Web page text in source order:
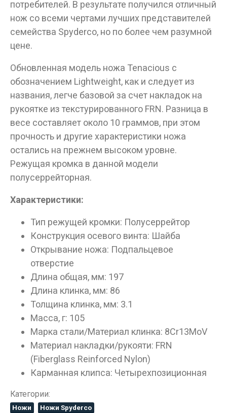
потребителей. В результате получился отличный
нож со всеми чертами лучших представителей
семейства Spyderco, но по более чем разумной
цене.
Обновленная модель ножа Tenacious с
обозначением Lightweight, как и следует из
названия, легче базовой за счет накладок на
рукоятке из текстурированного FRN. Разница в
весе составляет около 10 граммов, при этом
прочность и другие характеристики ножа
остались на прежнем высоком уровне.
Режущая кромка в данной модели
полусеррейторная.
Характеристики:
Тип режущей кромки: Полусеррейтор
Конструкция осевого винта: Шайба
Открывание ножа: Подпальцевое
отверстие
Длина общая, мм: 197
Длина клинка, мм: 86
Толщина клинка, мм: 3.1
Масса, г: 105
Марка стали/Материал клинка: 8Cr13MoV
Материал накладки/рукояти: FRN
(Fiberglass Reinforced Nylon)
Карманная клипса: Четырехпозиционная
Категории:
Ножи Ножи Spyderco
Данные товары продаются лицам,
достигшим 18 лет!
Вам исполнилось 18 лет?
ДА НЕТ